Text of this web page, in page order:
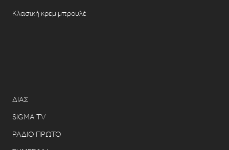
Κλασική κρεμ μπρουλέ
ΔΙΑΣ
SIGMA TV
ΡΑΔΙΟ ΠΡΩΤΟ